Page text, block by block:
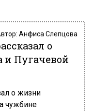
Анфиса Слепцова
о
Пугачевой